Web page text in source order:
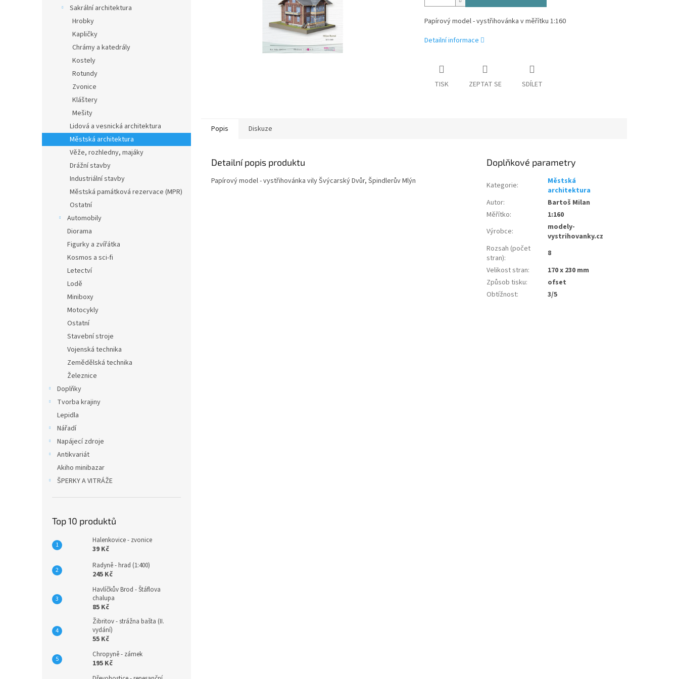
Sakrální architektura
Hrobky
Kapličky
Chrámy a katedrály
Kostely
Rotundy
Zvonice
Kláštery
Mešity
Lidová a vesnická architektura
Městská architektura
Věže, rozhledny, majáky
Drážní stavby
Industriální stavby
Městská památková rezervace (MPR)
Ostatní
Automobily
Diorama
Figurky a zvířátka
Kosmos a sci-fi
Letectví
Lodě
Miniboxy
Motocykly
Ostatní
Stavební stroje
Vojenská technika
Zemědělská technika
Železnice
Doplňky
Tvorba krajiny
Lepidla
Nářadí
Napájecí zdroje
Antikvariát
Akiho minibazar
ŠPERKY A VITRÁŽE
Top 10 produktů
Halenkovice - zvonice
39 Kč
Radyně - hrad (1:400)
245 Kč
Havlíčkův Brod - Štáflova
chalupa
85 Kč
Žibritov - strážna bašta (II.
vydání)
55 Kč
Chropyně - zámek
195 Kč
Papírový model - vystřihovánka v měřítku 1:160
Detailní informace
TISK ZEPTAT SE SDÍLET
Popis Diskuze
Detailní popis produktu
Papírový model - vystřihovánka vily Švýcarský Dvůr, Špindlerův Mlýn
Doplňkové parametry
Kategorie:
Městská
architektura
Autor:
Bartoš Milan
Měřítko:
1:160
Výrobce:
modely-
vystrihovanky.cz
Rozsah (počet
stran):
8
Velikost stran:
170 x 230 mm
Způsob tisku:
ofset
Obtížnost: 3/5